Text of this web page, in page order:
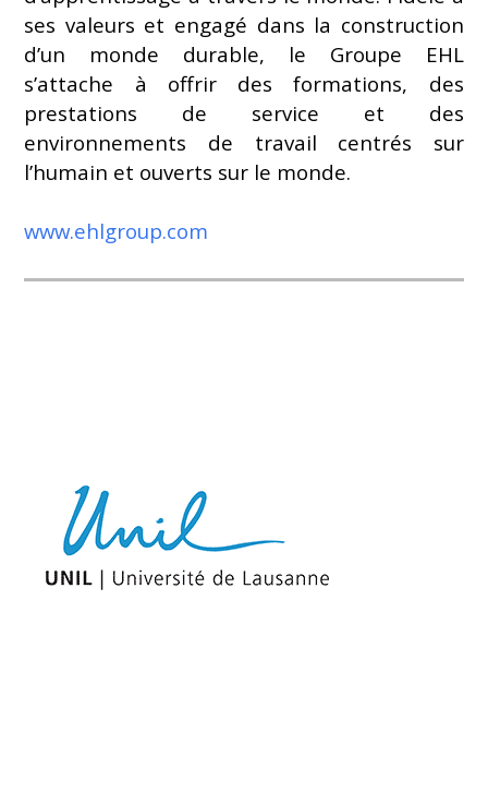
ses valeurs et engagé dans la construction
d’un monde durable, le Groupe EHL
s’attache à offrir des formations, des
prestations de service et des
environnements de travail centrés sur
l’humain et ouverts sur le monde.
www.ehlgroup.com